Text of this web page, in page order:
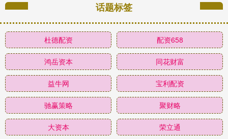
话题标签
杜德配资 配资658
鸿岳资本 同花财富
益牛网 宝利配资
驰赢策略 聚财略
大资本 荣立通